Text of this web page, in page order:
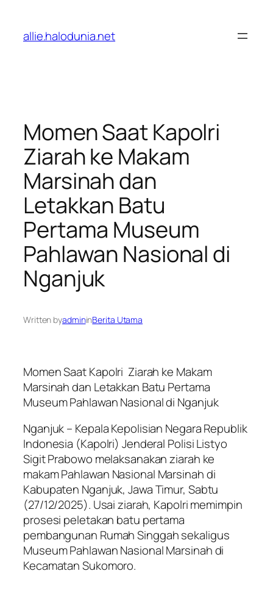
konten
allie.halodunia.net
Momen Saat Kapolri
Ziarah ke Makam
Marsinah dan
Letakkan Batu
Pertama Museum
Pahlawan Nasional di
Nganjuk
Written byadmininBerita Utama
Momen Saat Kapolri Ziarah ke Makam
Marsinah dan Letakkan Batu Pertama
Museum Pahlawan Nasional di Nganjuk
Nganjuk – Kepala Kepolisian Negara Republik
Indonesia (Kapolri) Jenderal Polisi Listyo
Sigit Prabowo melaksanakan ziarah ke
makam Pahlawan Nasional Marsinah di
Kabupaten Nganjuk, Jawa Timur, Sabtu
(27/12/2025). Usai ziarah, Kapolri memimpin
prosesi peletakan batu pertama
pembangunan Rumah Singgah sekaligus
Museum Pahlawan Nasional Marsinah di
Kecamatan Sukomoro.